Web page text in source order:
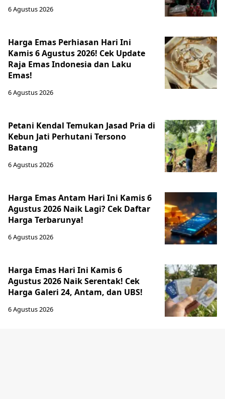
6 Agustus 2026
Harga Emas Perhiasan Hari Ini
Kamis 6 Agustus 2026! Cek Update
Raja Emas Indonesia dan Laku
Emas!
6 Agustus 2026
Petani Kendal Temukan Jasad Pria di
Kebun Jati Perhutani Tersono
Batang
6 Agustus 2026
Harga Emas Antam Hari Ini Kamis 6
Agustus 2026 Naik Lagi? Cek Daftar
Harga Terbarunya!
6 Agustus 2026
Harga Emas Hari Ini Kamis 6
Agustus 2026 Naik Serentak! Cek
Harga Galeri 24, Antam, dan UBS!
6 Agustus 2026